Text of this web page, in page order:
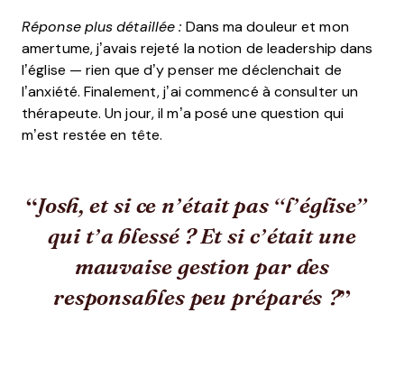
Réponse plus détaillée : Dans ma douleur et mon
amertume, j’avais rejeté la notion de leadership dans
l’église — rien que d’y penser me déclenchait de
l’anxiété. Finalement, j’ai commencé à consulter un
thérapeute. Un jour, il m’a posé une question qui
m’est restée en tête.
Josh, et si ce n’était pas “l’église”
qui t’a blessé ? Et si c’était une
mauvaise gestion par des
responsables peu préparés ?